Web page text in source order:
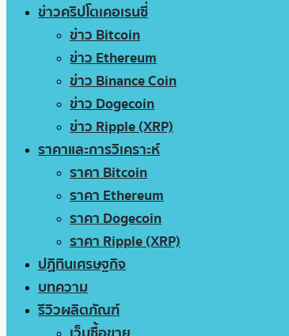
ข่าวคริปโตเคอเรนซี่
ข่าว Bitcoin
ข่าว Ethereum
ข่าว Binance Coin
ข่าว Dogecoin
ข่าว Ripple (XRP)
ราคาและการวิเคราะห์
ราคา Bitcoin
ราคา Ethereum
ราคา Dogecoin
ราคา Ripple (XRP)
ปฏิทินเศรษฐกิจ
บทความ
รีวิวผลิตภัณฑ์